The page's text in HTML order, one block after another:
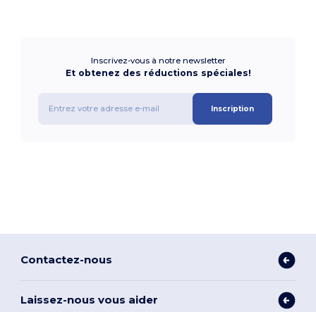
Inscrivez-vous à notre newsletter
Et obtenez des réductions spéciales!
Inscription
Contactez-nous
Laissez-nous vous aider